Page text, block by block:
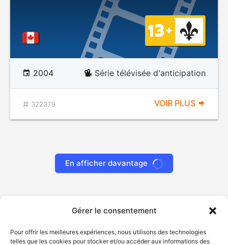
Gérer le consentement
Pour offrir les meilleures expériences, nous utilisons des technologies
telles que les cookies pour stocker et/ou accéder aux informations des
2004 Série télévisée d'anticipation
322379 VOIR PLUS
En afficher davantage